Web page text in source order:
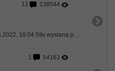
13 138544
Ostatnia wiadomość: 17 Czerwca 2022, 18:04 59s wysłana przez kicinsky23@gmail.com
1 54163